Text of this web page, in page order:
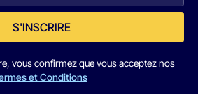
S'INSCRIRE
vous confirmez que vous acceptez nos
et Conditions